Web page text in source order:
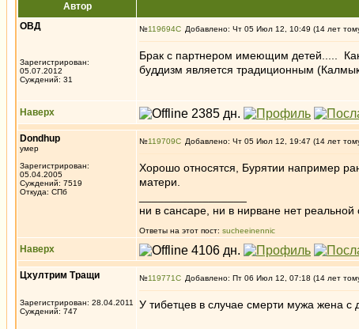
Автор
ОВД
Зарегистрирован:
05.07.2012
Суждений: 31
№119694 Добавлено: Чт 05 Июл 12, 10:49 (14 лет
Брак с партнером имеющим детей..... Как
буддизм является традиционным
Наверх
Dondhup
умер
Зарегистрирован:
05.04.2005
Суждений: 7519
Откуда: СПб
№119709 Добавлено: Чт 05 Июл 12, 19:47 (14 лет
Хорошо относятся, Бурятии например
матери.
ни в сансаре, ни в нирване нет
Ответы на этот пост: sucheeinennic
Наверх
Цхултрим Тращи
Зарегистрирован: 28.04.2011
Суждений: 747
№119771 Добавлено: Пт 06 Июл 12, 07:18 (14 лет
У тибетцев в случае смерти мужа жена с